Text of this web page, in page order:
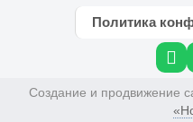
Политика
Создание и продвижение